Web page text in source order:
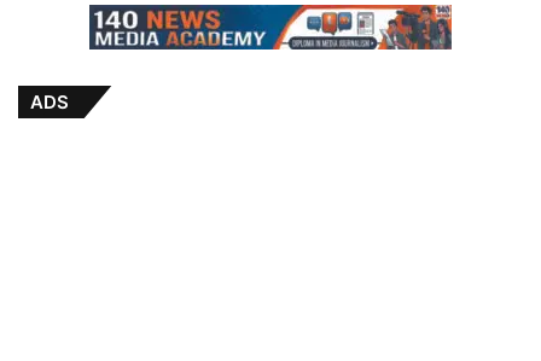
ADS